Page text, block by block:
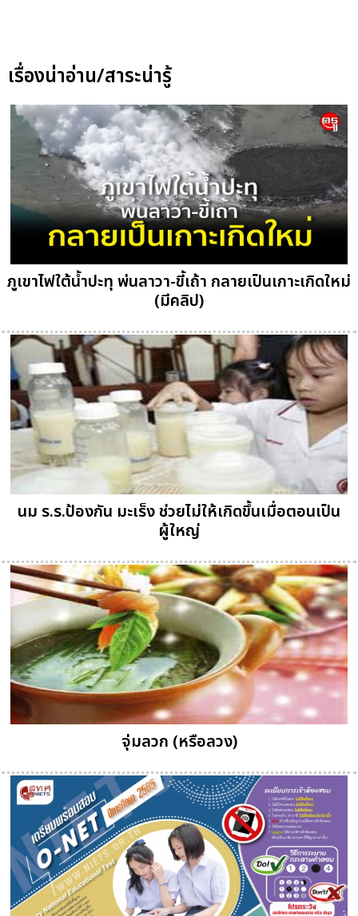
เรื่องน่าอ่าน/สาระน่ารู้
ภูเขาไฟใต้น้ำปะทุ พ่นลาวา-ขี้เถ้า กลายเป็นเกาะเกิดใหม่
(มีคลิป)
นม ร.ร.ป้องกัน มะเร็ง ช่วยไม่ให้เกิดขึ้นเมื่อตอนเป็น
ผู้ใหญ่
จุ่มลวก (หรือลวง)